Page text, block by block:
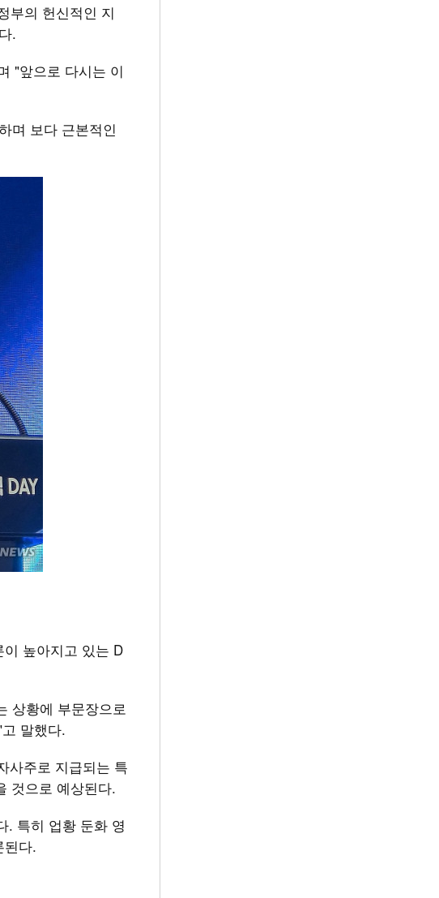
부의 헌신적인 지
.
"앞으로 다시는 이
며 보다 근본적인
높아지고 있는 D
상황에 부문장으로
말했다.
사주로 지급되는 특
것으로 예상된다.
. 특히 업황 둔화 영
된다.